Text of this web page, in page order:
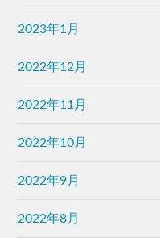
2023年1月
2022年12月
2022年11月
2022年10月
2022年9月
2022年8月